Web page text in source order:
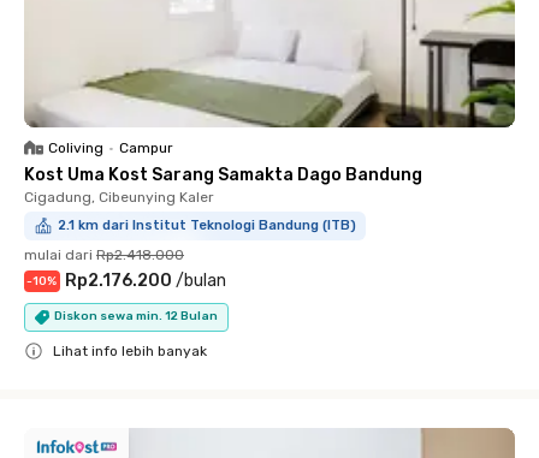
Coliving • Campur
Kost Uma Kost Sarang Samakta Dago Bandung
Cigadung, Cibeunying Kaler
2.1 km dari Institut Teknologi Bandung (ITB)
mulai dari Rp2.418.000
-10% Rp2.176.200 /bulan
Diskon sewa min. 12 Bulan
Lihat info lebih banyak